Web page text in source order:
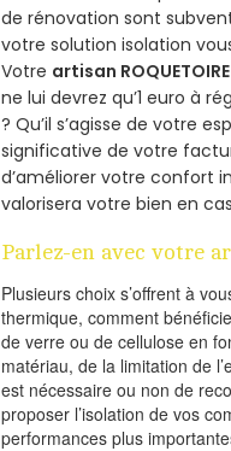
de rénovation sont
votre solution isolation
Votre artisan
ne lui devrez qu’1 euro à
? Qu’il s’agisse de votre
significative de votre
d’améliorer votre confort
valorisera votre bien en
Parlez-en avec votre
Plusieurs choix s’offrent à
thermique, comment
de verre ou de cellulose en
matériau, de la limitation de
est nécessaire ou non de
proposer l’isolation de vos
performances plus